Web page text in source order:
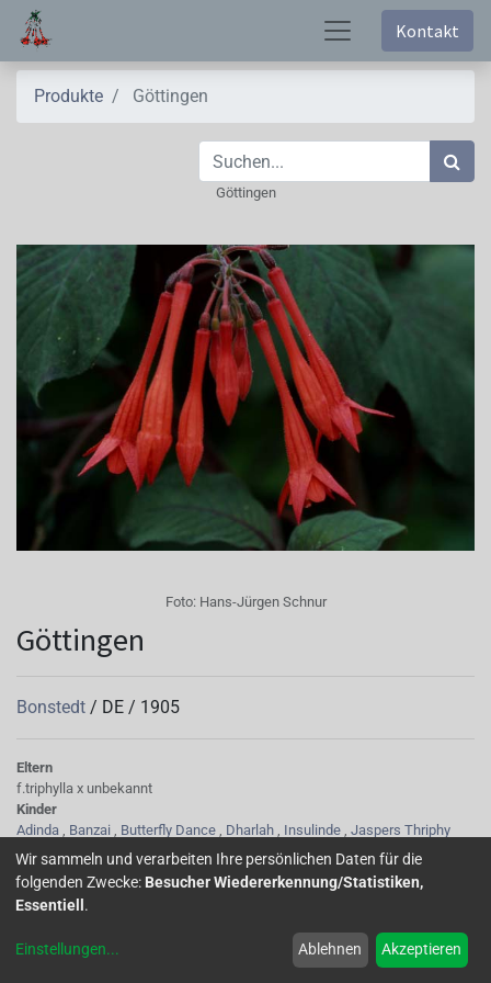
Kontakt
Produkte Göttingen
Göttingen
Foto: Hans-Jürgen Schnur
Göttingen
Bonstedt / DE / 1905
Eltern
f.triphylla x unbekannt
Kinder
Adinda , Banzai , Butterfly Dance , Dharlah , Insulinde , Jaspers Thriphy
Salmon
Jaspers White Pipes
, Long Distance
Sepalen
orangerot
Korolle/Petalen
Knospe/Blüte
Wir sammeln und verarbeiten Ihre persönlichen Daten für die
folgenden Zwecke: Besucher Wiedererkennung/Statistiken,
Essentiell .
Einstellungen... Ablehnen Akzeptieren